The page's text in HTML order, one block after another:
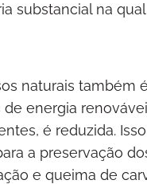
substancial na
naturais também
energia
é reduzida.
a preservação
e queima de